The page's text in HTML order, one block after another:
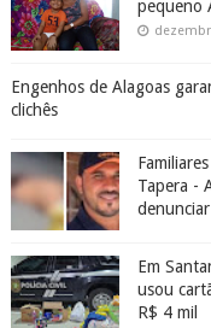
usou
R$ 4 mil
Em Olho
Água
política
abril 24,
ADALBERTO GOMES